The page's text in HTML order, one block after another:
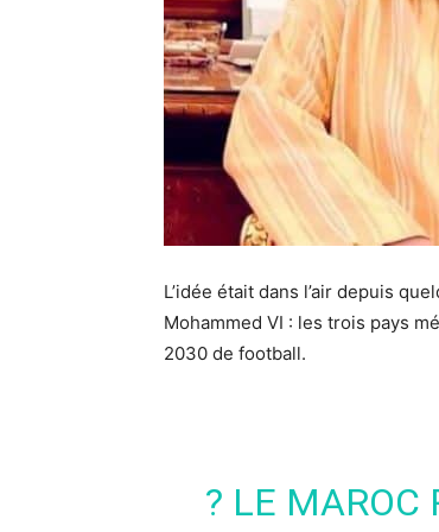
L’idée était dans l’air depuis
Mohammed VI : les trois pays
2030 de football.
? LE MAROC